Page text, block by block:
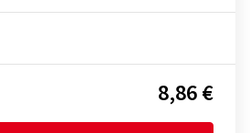
8,86 €